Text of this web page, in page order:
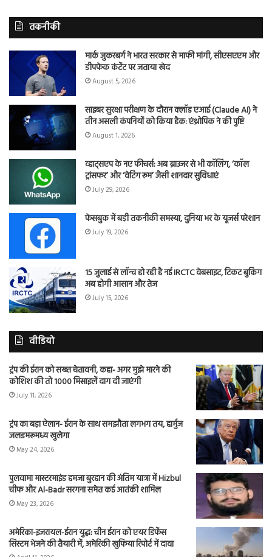
तकनीकी
मार्क जुकरबर्ग ने भारत सरकार से माफी मांगी, सीएसएएम और
डीपफेक कंटेंट पर जताया खेद
August 5, 2026
साइबर सुरक्षा परीक्षण के दौरान क्लॉड एआई (Claude AI) ने
तीन असली कंपनियों को किया हैक: एंथ्रोपिक ने की पुष्टि
August 1, 2026
व्हाट्सएप के नए फीचर्स: अब ब्राउजर से भी कॉलिंग, ‘कॉल
ट्रांसफर’ और ‘वेटिंग रूम’ जैसी शानदार सुविधाएं
July 29, 2026
फेसबुक में बड़ी तकनीकी समस्या, दुनिया भर के यूजर्स परेशान
July 19, 2026
15 जुलाई से लॉन्च हो रही है नई IRCTC वेबसाइट, टिकट बुकिंग
अब होगी आसान और तेज
July 15, 2026
वीडियो
ट्रंप की ईरान को सख्त चेतावनी, कहा- अगर मुझे मारने की
कोशिश की तो 1000 मिसाइलें दाग दी जाएंगी
July 11, 2026
ट्रंप का बड़ा ऐलान- ईरान के साथ समझौता लगभग तय, हार्मुज
जलडमरूमध्य खुलेगा
May 24, 2026
पुलवामा मास्टरमाइंड हमजा बुरहान की अंतिम यात्रा में Hizbul
चीफ और Al-Badr सरगना समेत कई आतंकी शामिल
May 23, 2026
अमेरिका-इजरायल-ईरान युद्ध: चीन ईरान को एयर डिफेंस
सिस्टम भेजने की तैयारी में, अमेरिकी खुफिया रिपोर्ट में दावा